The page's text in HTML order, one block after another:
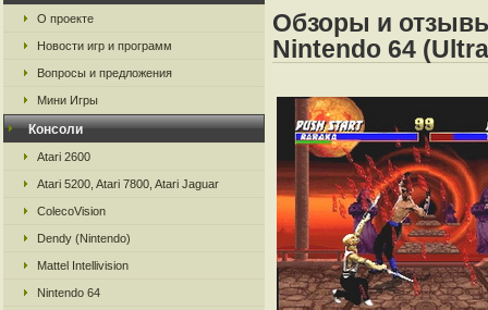
О проекте
Новости игр и программ
Вопросы и предложения
Мини Игры
Консоли
Atari 2600
Atari 5200, Atari 7800, Atari Jaguar
ColecoVision
Dendy (Nintendo)
Mattel Intellivision
Nintendo 64
Обзоры и
Nintendo 64